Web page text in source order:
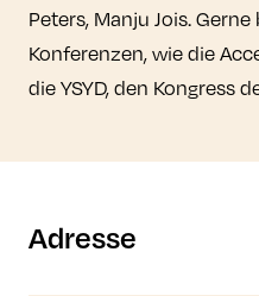
Peters, Manju Jois.
Konferenzen, wie die
die YSYD, den Kongress
Adresse